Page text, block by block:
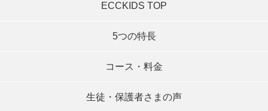
ECCKIDS TOP
5つの特長
コース・料金
生徒・保護者さまの声